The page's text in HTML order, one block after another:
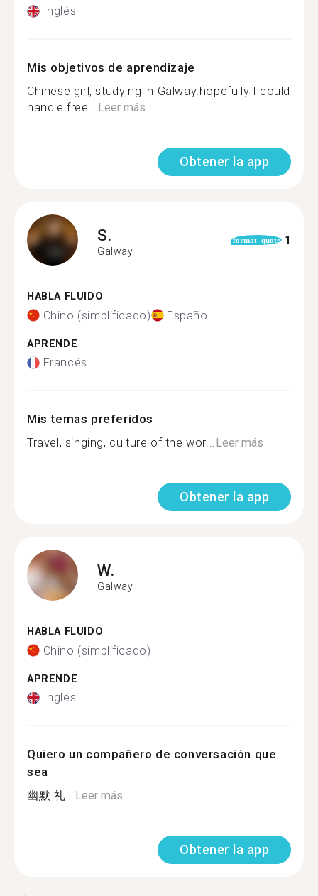
Inglés
Mis objetivos de aprendizaje
Chinese girl, studying in Galway.hopefully I could
handle free...Leer más
Obtener la app
S.
Galway
format_quote 1
HABLA FLUIDO
Chino (simplificado) Español
APRENDE
Francés
Mis temas preferidos
Travel, singing, culture of the wor...Leer más
Obtener la app
W.
Galway
HABLA FLUIDO
Chino (simplificado)
APRENDE
Inglés
Quiero un compañero de conversación que
sea
幽默 礼...Leer más
Obtener la app